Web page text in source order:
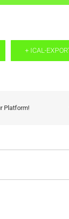
+ ICAL-
Platform!